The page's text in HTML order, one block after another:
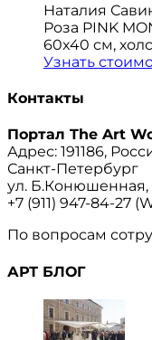
Наталия
Роза PINK
60x40 см,
Узнать
Контакты
Портал The Art
Адрес: 191186,
Санкт-Петербург
ул. Б.Конюшенная,
+7 (911) 947-84-27
По вопросам
АРТ БЛОГ